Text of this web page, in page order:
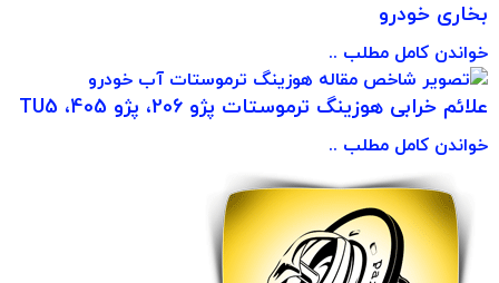
بخاری خودرو
خواندن کامل مطلب ..
علائم خرابی هوزینگ ترموستات پژو 206، پژو 405، TU5
خواندن کامل مطلب ..